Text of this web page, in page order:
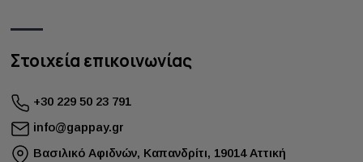
Στοιχεία επικοινωνίας
+30 229 50 23 791
info@gappay.gr
Bασιλικό Αφιδνών, Καπανδρίτι, 19014 Αττική